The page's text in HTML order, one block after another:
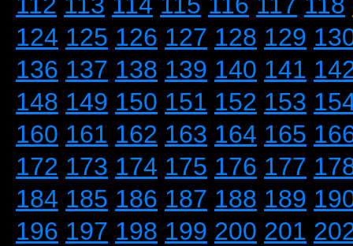
124 125 126 127 128 129
136 137 138 139 140 141
148 149 150 151 152 153
160 161 162 163 164 165
172 173 174 175 176 177
184 185 186 187 188 189
196 197 198 199 200 201